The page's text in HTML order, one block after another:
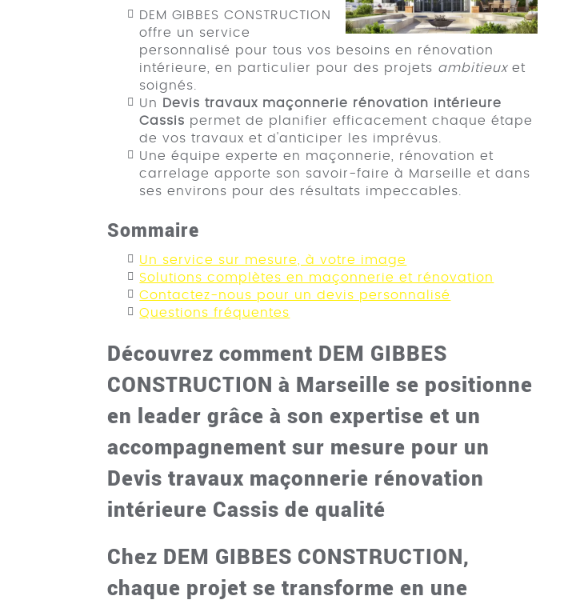
DEM GIBBES CONSTRUCTION
offre un service
personnalisé pour tous vos besoins en rénovation
intérieure, en particulier pour des projets ambitieuxet
soignés.
Un
Devis travaux maçonnerie rénovation intérieure
Cassis permet de planifier efficacement chaque étape
de vos travaux et d'anticiper les imprévus.
Une équipe experte en maçonnerie, rénovation et
carrelage apporte son savoir-faire à Marseille et dans
ses environs pour des résultats impeccables.
Sommaire
Un service sur mesure, à votre image
Solutions complètes en maçonnerie et rénovation
Contactez-nous pour un devis personnalisé
Questions fréquentes
Découvrez comment DEM GIBBES
CONSTRUCTION à Marseille se positionne
en leader grâce à son expertise et un
accompagnement sur mesure pour un
Devis travaux maçonnerie rénovation
intérieure Cassis de qualité
Chez DEM GIBBES CONSTRUCTION,
chaque projet se transforme en une